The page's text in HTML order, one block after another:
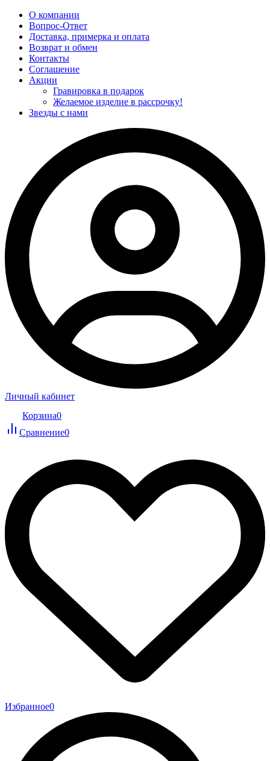
О компании
Вопрос-Ответ
Доставка, примерка и оплата
Возврат и обмен
Контакты
Соглашение
Акции
Гравировка в подарок
Желаемое изделие в рассрочку!
Звезды с нами
Личный кабинет
Корзина0
Сравнение0
Избранное0